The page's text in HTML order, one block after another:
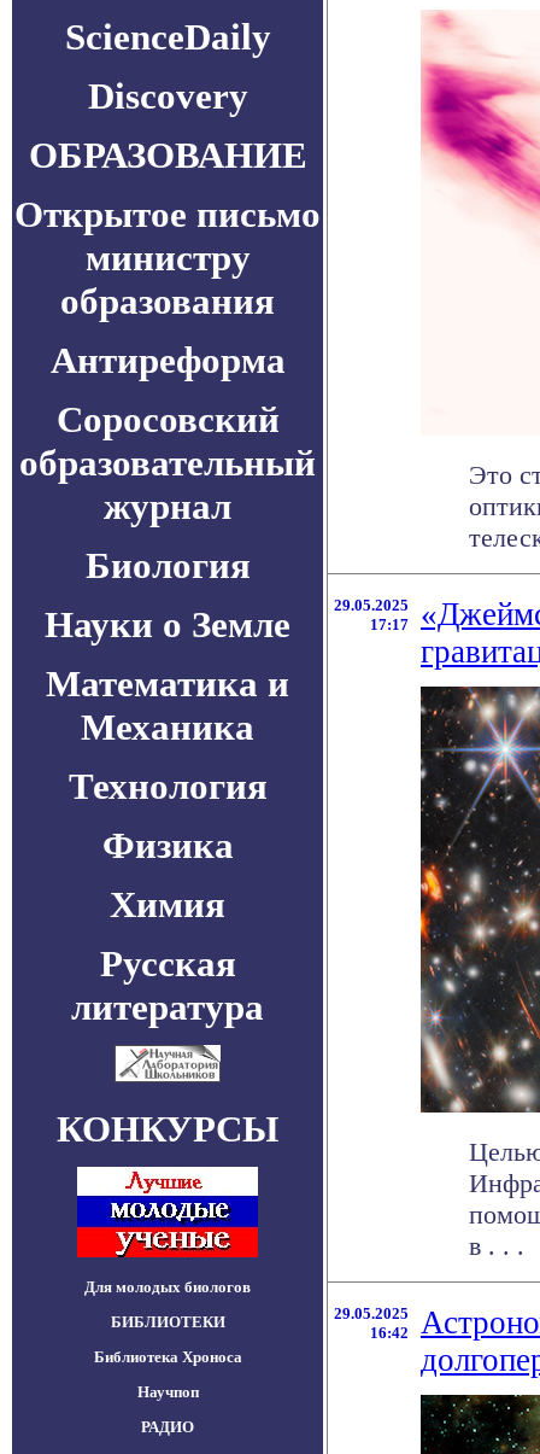
ScienceDaily
Discovery
ОБРАЗОВАНИЕ
Открытое письмо
министру
образования
Антиреформа
Соросовский
образовательный
журнал
Биология
Науки о Земле
Математика и
Механика
Технология
Физика
Химия
Русская
литература
КОНКУРСЫ
Для молодых биологов
БИБЛИОТЕКИ
Библиотека Хроноса
Научпоп
РАДИО
Это
29.05.2025
17:17
в . . .
29.05.2025
16:42